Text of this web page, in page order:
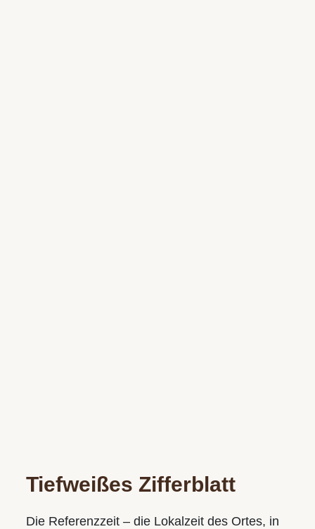
Tiefweißes Zifferblatt
Die Referenzzeit – die Lokalzeit des Ortes, in